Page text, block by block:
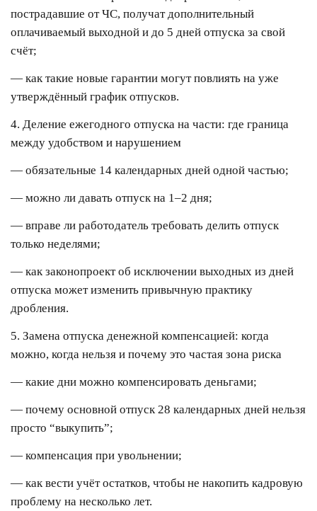
пострадавшие от ЧС, получат дополнительный
оплачиваемый выходной и до 5 дней отпуска за свой
счёт;
— как такие новые гарантии могут повлиять на уже
утверждённый график отпусков.
4. Деление ежегодного отпуска на части: где граница
между удобством и нарушением
— обязательные 14 календарных дней одной частью;
— можно ли давать отпуск на 1–2 дня;
— вправе ли работодатель требовать делить отпуск
только неделями;
— как законопроект об исключении выходных из дней
отпуска может изменить привычную практику
дробления.
5. Замена отпуска денежной компенсацией: когда
можно, когда нельзя и почему это частая зона риска
— какие дни можно компенсировать деньгами;
— почему основной отпуск 28 календарных дней нельзя
просто “выкупить”;
— компенсация при увольнении;
— как вести учёт остатков, чтобы не накопить кадровую
проблему на несколько лет.